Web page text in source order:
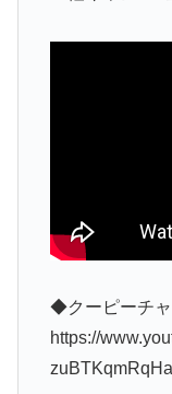
◆クーピーチャ
https://